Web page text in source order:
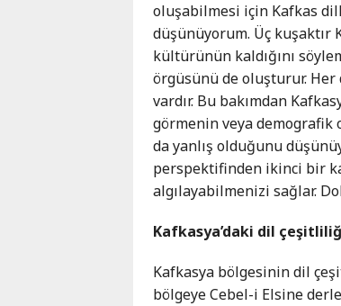
oluşabilmesi için Kafkas
düşünüyorum. Üç
kültürünün kaldığını
örgüsünü de oluşturur.
vardır. Bu bakımdan
görmenin veya
da yanlış olduğunu
perspektifinden ikinci bir
algılayabilmenizi sağlar.
Kafkasya’daki dil
Kafkasya bölgesinin dil
bölgeye Cebel-i Elsine